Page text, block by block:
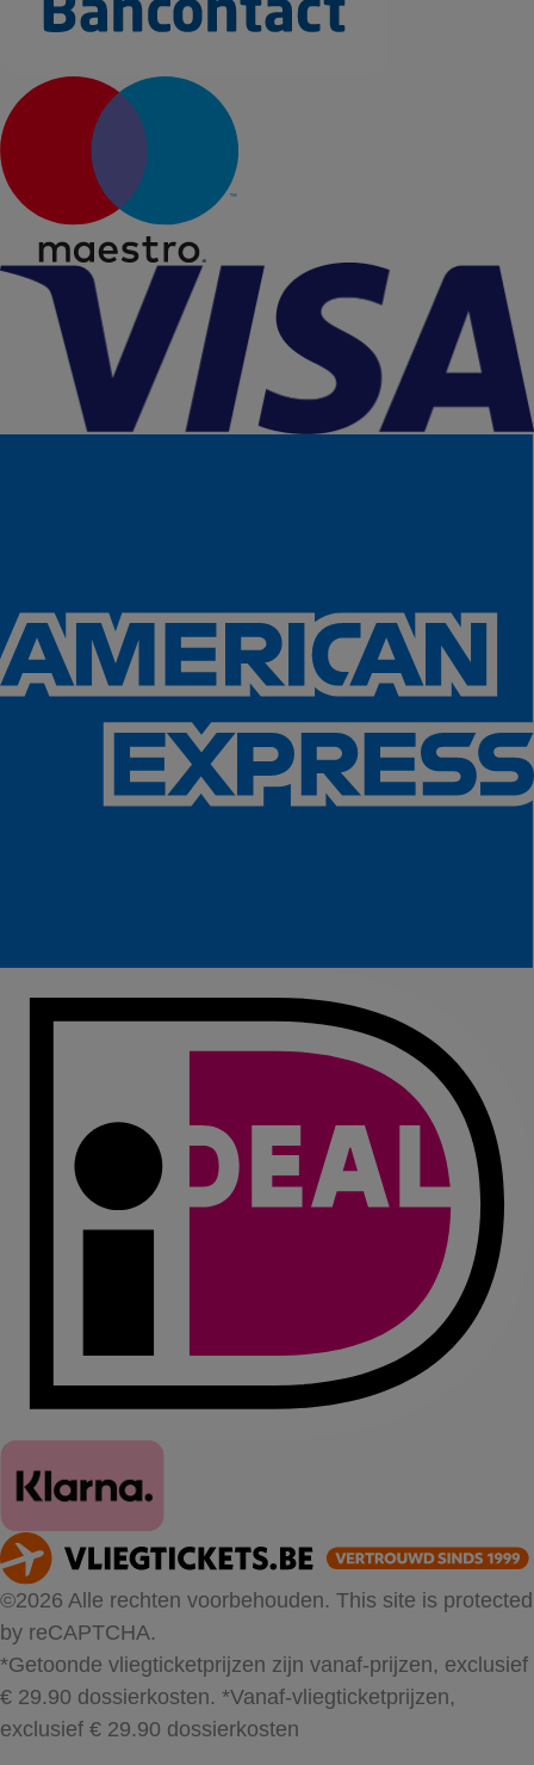
©2026 Alle rechten voorbehouden. This site is protected
by reCAPTCHA.
*Getoonde vliegticketprijzen zijn vanaf-prijzen, exclusief
€ 29.90 dossierkosten. *Vanaf-vliegticketprijzen,
exclusief € 29.90 dossierkosten